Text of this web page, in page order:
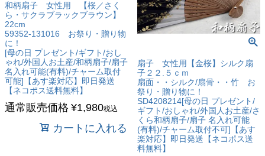
和柄扇子 女性用 【桜／さく
ら・サクラブラックブラウン】
22cm
59352-131016 お祭り・贈り物
に！
[母の日 プレゼント/ギフト/おし
ゃれ/外国人お土産/和柄扇子/扇子
名入れ可能(有料)/チャーム取付
可能]【あす楽対応】即日発送
【ネコポス送料無料】
通常販売価格 ¥1,980税込
カートに入れる
扇子 女性用【金桜】シルク扇
子２２.５ｃｍ
扇面・・シルク/扇骨・・竹 お
祭り・贈り物に！
SD4208214[母の日 プレゼント/
ギフト/おしゃれ/外国人お土産/さ
くら和柄扇子/扇子 名入れ可能
(有料)/チャーム取付不可]【あす
楽対応】即日発送【ネコポス送
料無料】